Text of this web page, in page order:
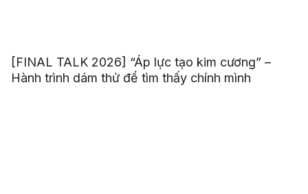
[FINAL TALK 2026] “Áp lực tạo kim cương” –
Hành trình dám thử để tìm thấy chính mình